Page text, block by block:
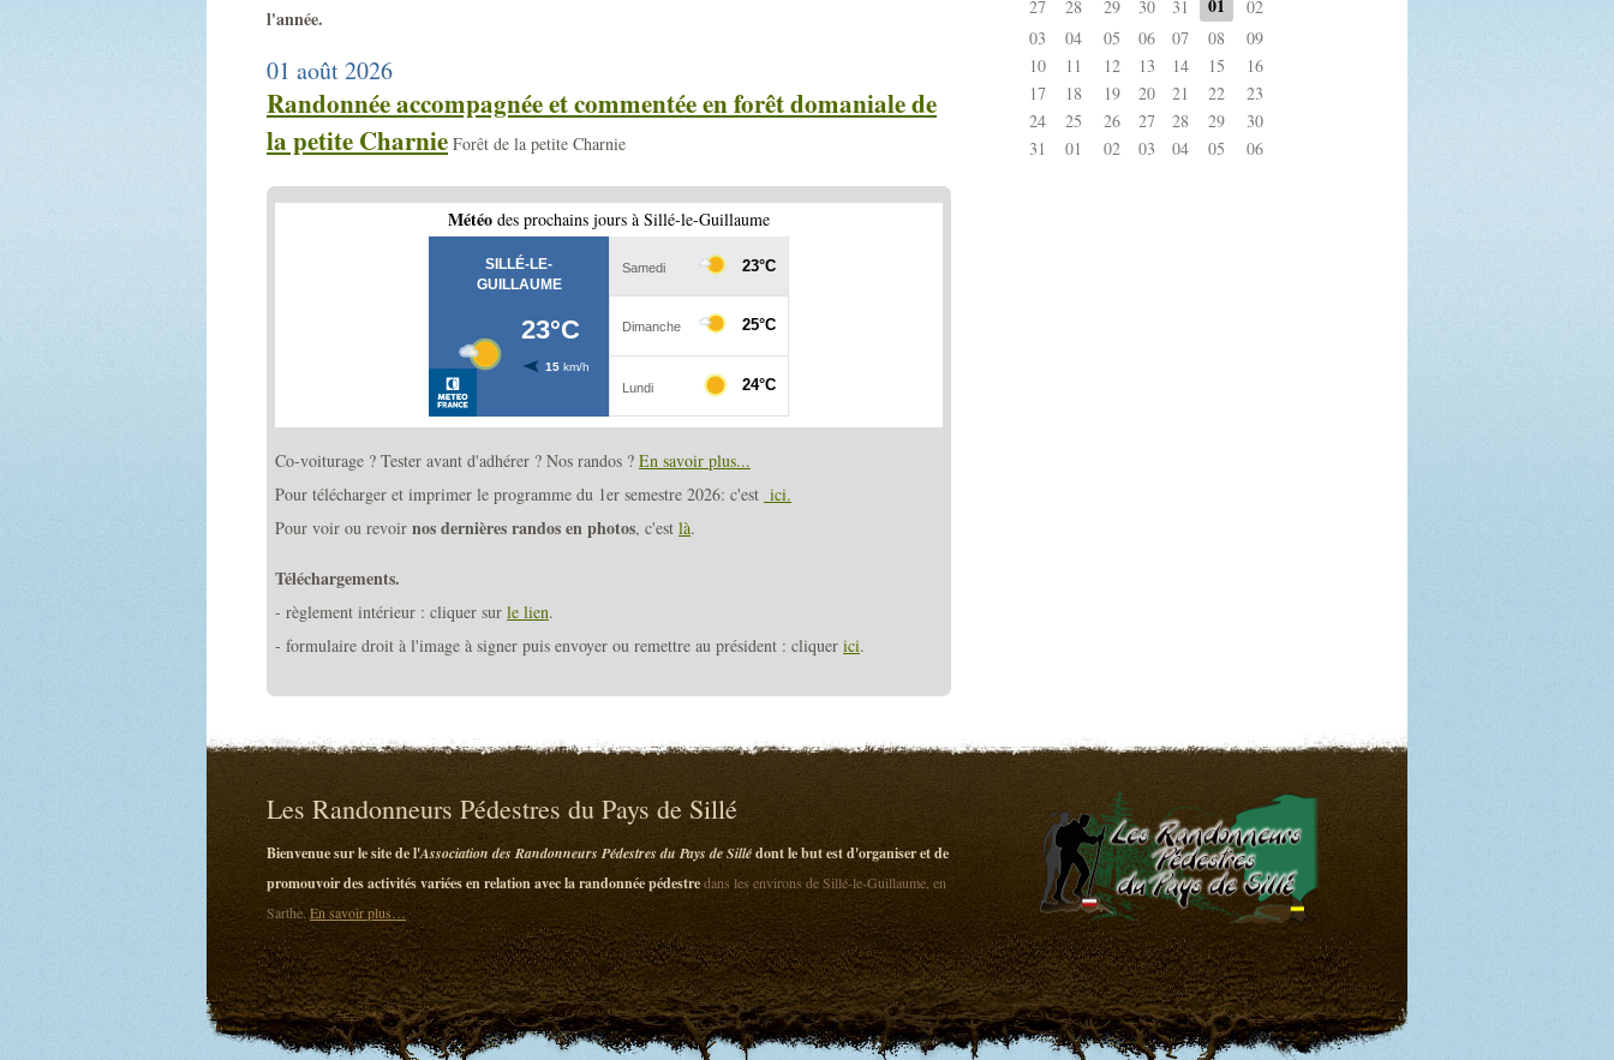
l'année.
01 août 2026
Randonnée accompagnée et commentée en forêt domaniale de
la petite Charnie Forêt de la petite Charnie
Météo des prochains jours à Sillé-le-Guillaume
Co-voiturage ? Tester avant d'adhérer ? Nos randos ? En savoir plus...
Pour télécharger et imprimer le programme du 1er semestre 2026: c'est ici.
Pour voir ou revoir nos dernières randos en photos, c'est là.
Téléchargements.
- règlement intérieur : cliquer sur le lien.
- formulaire droit à l'image à signer puis envoyer ou remettre au président : cliquer ici.
27 28 29 30 31 01
02
03
04 05 06 07 08
09
10
11 12 13 14 15
16
17
18 19 20 21 22
23
24
25 26 27 28 29
30
31
01 02 03 04 05 06
Les Randonneurs Pédestres du Pays de Sillé
Bienvenue sur le site de l'Association des Randonneurs Pédestres du Pays de Sillédont le but est d'organiser et de
promouvoir des activités variées en relation avec la randonnée pédestredans les environs de Sillé-le-Guillaume, en
Sarthe.En savoir plus…